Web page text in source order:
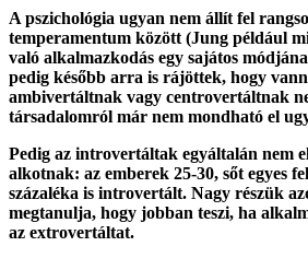
A pszichológia ugyan nem állít fel
temperamentum között (Jung például
való alkalmazkodás egy sajátos
pedig később arra is rájöttek, hogy
ambivertáltnak vagy centrovertáltnak
társadalomról már nem mondható el
Pedig az introvertáltak egyáltalán nem
alkotnak: az emberek 25-30, sőt egyes
százaléka is introvertált. Nagy részük
megtanulja, hogy jobban teszi, ha
az extrovertáltat.